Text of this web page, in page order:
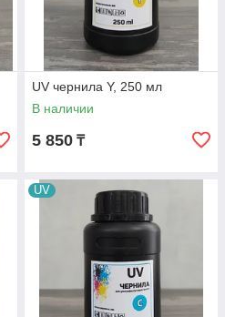
UV чернила Y, 250 мл
В наличии
5 850 ₸
UV